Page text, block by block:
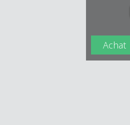
Achat